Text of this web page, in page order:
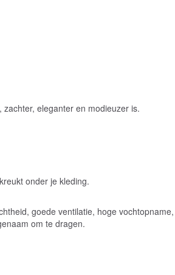
eleganter en modieuzer is.
onder je kleding.
goede ventilatie, hoge
om te dragen.